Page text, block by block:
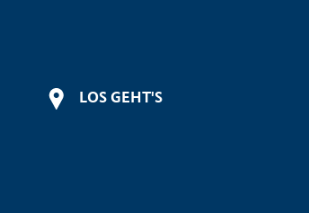
LOS GEHT'S